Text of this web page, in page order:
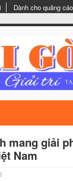
Dành cho quảng cáo
mang giải
Nam